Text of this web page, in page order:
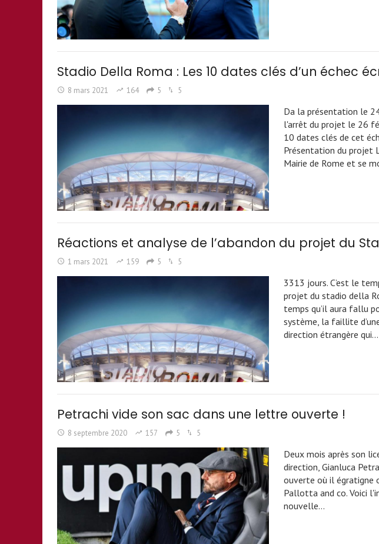
Stadio Della Roma : Les 10 dates clés d’un échec
8 mars 2021 164 5 5
Da la présentation le
l'arrêt du projet le 26
10 dates clés de cet
Présentation du projet
Mairie de Rome et se
Réactions et analyse de l’abandon du projet du
1 mars 2021 159 5 5
3313 jours. C’est le
projet du stadio della
temps qu’il aura fallu
système, la faillite
direction étrangère qui…
Petrachi vide son sac dans une lettre ouverte !
8 septembre 2020 157 5 5
Deux mois après son
direction, Gianluca
ouverte où il égratigne
Pallotta and co. Voici
nouvelle…